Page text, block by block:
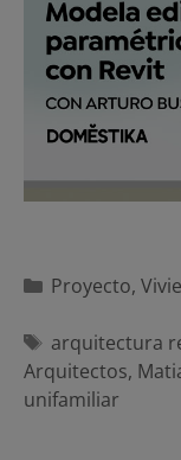
Categorías
Proyecto,
Etiquetas
arquitectura
Arquitectos,
unifamiliar